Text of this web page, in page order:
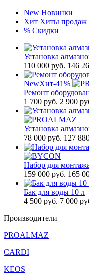
New Новинки
Хит Хиты продаж
% Скидки
Установка
110 000 руб. 146
NewХит-41%
Ремонт
1 700 руб. 2 900
Установка
78 000 руб. 127
Набор для
159 000 руб. 165
Бак для воды 10 л
4 500 руб. 7 000
Производители
PROALMAZ
CARDI
KEOS